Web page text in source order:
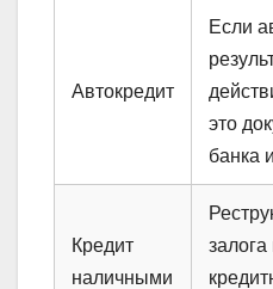
Автокредит
Если
это
банка
Кредит
наличными